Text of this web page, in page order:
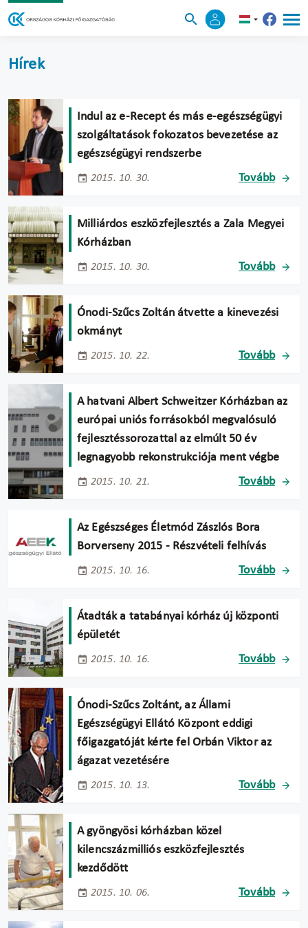
Hírek
Indul az e-Recept és más e-egészségügyi
szolgáltatások fokozatos bevezetése az
egészségügyi rendszerbe
2015. 10. 30. Tovább
Milliárdos eszközfejlesztés a Zala Megyei
Kórházban
2015. 10. 30. Tovább
Ónodi-Szűcs Zoltán átvette a kinevezési
okmányt
2015. 10. 22. Tovább
A hatvani Albert Schweitzer Kórházban az
európai uniós forrásokból megvalósuló
fejlesztéssorozattal az elmúlt 50 év
legnagyobb rekonstrukciója ment végbe
2015. 10. 21. Tovább
Az Egészséges Életmód Zászlós Bora
Borverseny 2015 - Részvételi felhívás
2015. 10. 16. Tovább
Átadták a tatabányai kórház új központi
épületét
2015. 10. 16. Tovább
Ónodi-Szűcs Zoltánt, az Állami
Egészségügyi Ellátó Központ eddigi
főigazgatóját kérte fel Orbán Viktor az
ágazat vezetésére
2015. 10. 13. Tovább
A gyöngyösi kórházban közel
kilencszázmilliós eszközfejlesztés
kezdődött
2015. 10. 06. Tovább